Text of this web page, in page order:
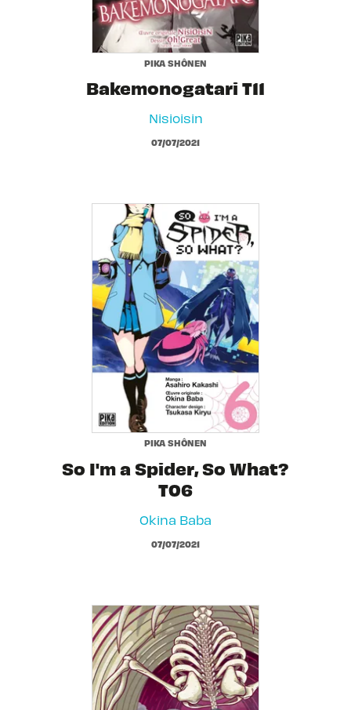
PIKA SHÔNEN
Bakemonogatari T11
Nisioisin
07/07/2021
PIKA SHÔNEN
So I'm a Spider, So What?
T06
Okina Baba
07/07/2021